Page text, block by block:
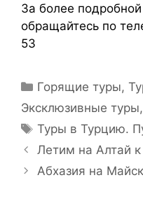
За более
обращайтесь по
53
Горящие туры,
Эксклюзивные
Туры в Турцию.
Летим на Алтай к
Абхазия на